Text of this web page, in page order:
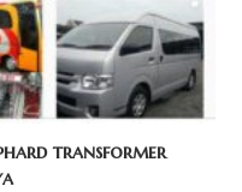
transformer